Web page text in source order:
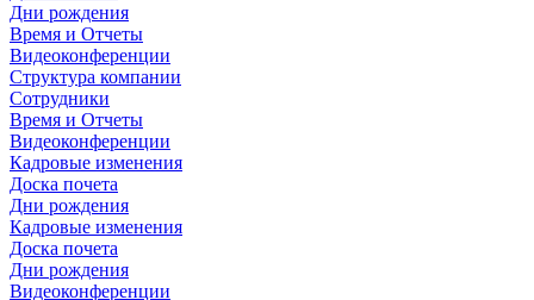
Дни рождения
Время и Отчеты
Видеоконференции
Структура компании
Сотрудники
Время и Отчеты
Видеоконференции
Кадровые изменения
Доска почета
Дни рождения
Кадровые изменения
Доска почета
Дни рождения
Видеоконференции